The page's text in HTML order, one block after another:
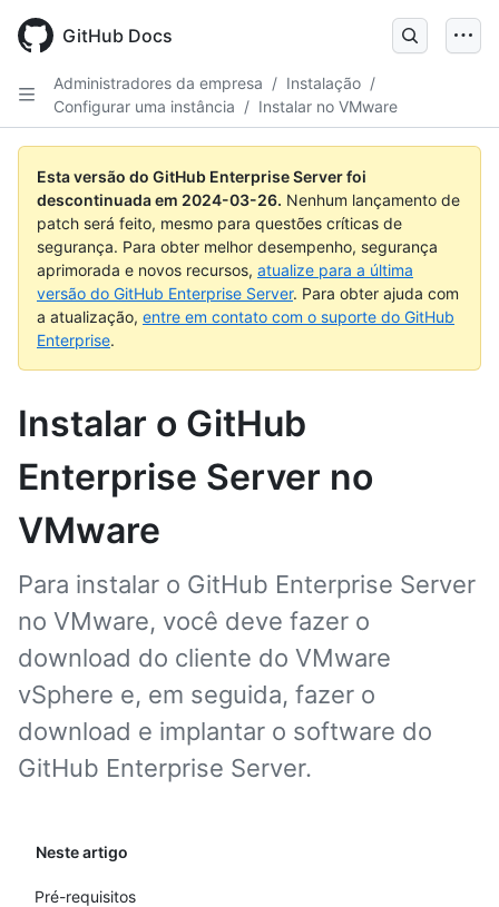
main
GitHub Docs
Administradores da empresa / Instalação /
Configurar uma instância / Instalar no VMware
Esta versão do GitHub Enterprise Server foi
descontinuada em 2024-03-26. Nenhum lançamento de
patch será feito, mesmo para questões críticas de
segurança. Para obter melhor desempenho, segurança
aprimorada e novos recursos, atualize para a última
versão do GitHub Enterprise Server. Para obter ajuda com
a atualização, entre em contato com o suporte do GitHub
Enterprise.
Instalar o GitHub
Enterprise Server no
VMware
Para instalar o GitHub Enterprise Server
no VMware, você deve fazer o
download do cliente do VMware
vSphere e, em seguida, fazer o
download e implantar o software do
GitHub Enterprise Server.
Neste artigo
Pré-requisitos